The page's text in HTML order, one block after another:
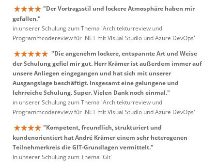
"Der Vortragsstil und lockere Atmosphäre haben mir
gefallen."
in unserer Schulung zum Thema 'Architekturreview und
Programmcodereview für .NET mit Visual Studio und Azure DevOps'
"Die angenehm lockere, entspannte Art und Weise
der Schulung gefiel mir gut. Herr Krämer ist außerdem immer auf
unsere Anliegen eingegangen und hat sich mit unserer
Ausgangslage beschäftigt. Insgesamt eine gelungene und
lehrreiche Schulung. Super. Vielen Dank noch einmal."
in unserer Schulung zum Thema 'Architekturreview und
Programmcodereview für .NET mit Visual Studio und Azure DevOps'
"Kompetent, freundlich, strukturiert und
kundenorientiert hat André Krämer einem sehr heterogenen
Teilnehmerkreis die GIT-Grundlagen vermittelt."
in unserer Schulung zum Thema 'Git'